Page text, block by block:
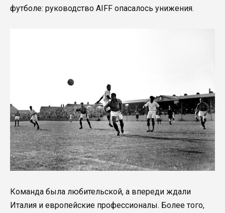
футболе: руководство AIFF опасалось унижения.
Команда была любительской, а впереди ждали
Италия и европейские профессионалы. Более того,